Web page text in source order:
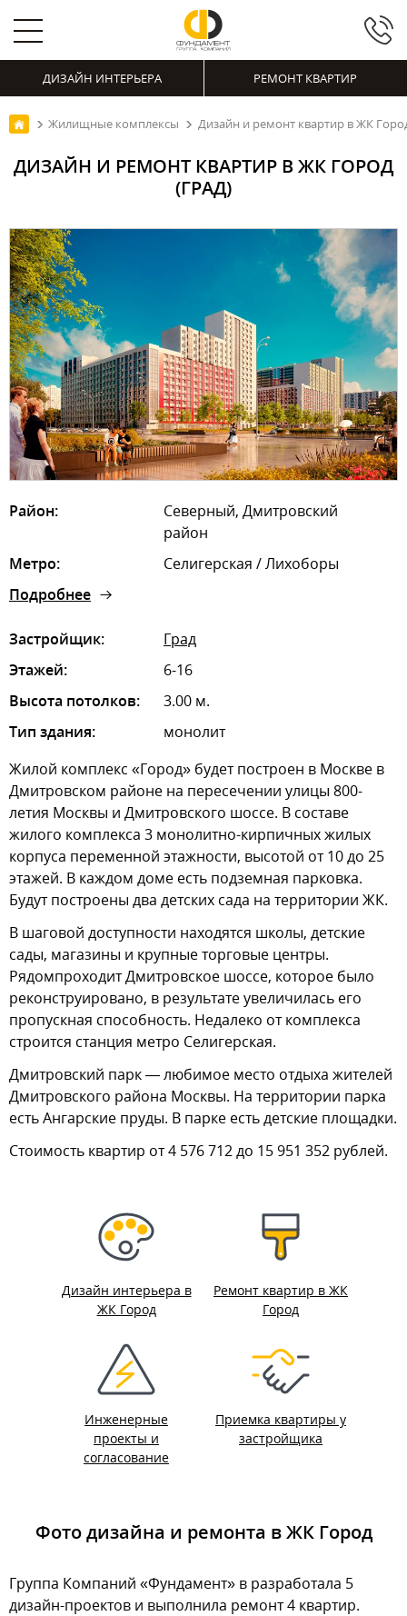
ДИЗАЙН ИНТЕРЬЕРА РЕМОНТ КВАРТИР
Жилищные комплексы Дизайн и ремонт квартир в ЖК
ДИЗАЙН И РЕМОНТ КВАРТИР В ЖК ГОРОД
(ГРАД)
Район:
Северный, Дмитровский
район
Метро:
Селигерская / Лихоборы
Подробнее
Застройщик:
Град
Этажей:
6-16
Высота потолков:
3.00 м.
Тип здания:
монолит
Жилой комплекс «Город» будет построен в Москве в
Дмитровском районе на пересечении улицы 800-
летия Москвы и Дмитровского шоссе. В составе
жилого комплекса 3 монолитно-кирпичных жилых
корпуса переменной этажности, высотой от 10 до 25
этажей. В каждом доме есть подземная парковка.
Будут построены два детских сада на территории ЖК.
В шаговой доступности находятся школы, детские
сады, магазины и крупные торговые центры.
Рядомпроходит Дмитровское шоссе, которое было
реконструировано, в результате увеличилась его
пропускная способность. Недалеко от комплекса
строится станция метро Селигерская.
Дмитровский парк — любимое место отдыха жителей
Дмитровского района Москвы. На территории парка
есть Ангарские пруды. В парке есть детские площадки.
Стоимость квартир от 4 576 712 до 15 951 352 рублей.
Дизайн интерьера в
ЖК Город
Ремонт квартир в ЖК
Город
Инженерные
проекты и
согласование
Приемка квартиры у
застройщика
Фото дизайна и ремонта в ЖК Город
Группа Компаний «Фундамент» в разработала 5
дизайн-проектов и выполнила ремонт 4 квартир.